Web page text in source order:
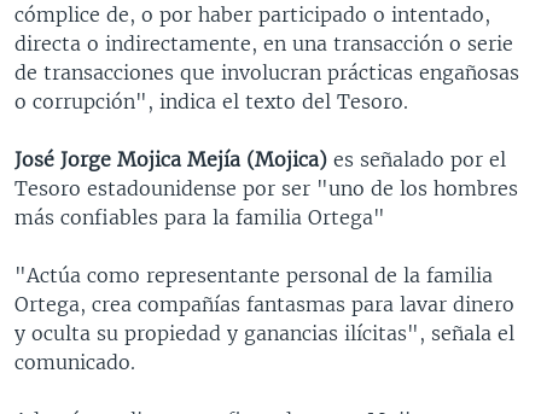
cómplice de, o por haber participado o intentado,
directa o indirectamente, en una transacción o serie
de transacciones que involucran prácticas engañosas
o corrupción", indica el texto del Tesoro.
José Jorge Mojica Mejía (Mojica) es señalado por el
Tesoro estadounidense por ser "uno de los hombres
más confiables para la familia Ortega"
"Actúa como representante personal de la familia
Ortega, crea compañías fantasmas para lavar dinero
y oculta su propiedad y ganancias ilícitas", señala el
comunicado.